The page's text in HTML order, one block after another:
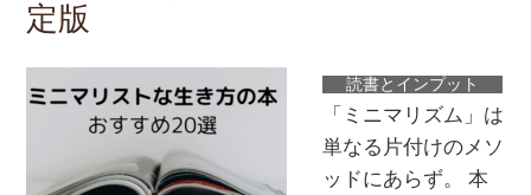
定版
読書とインプット
「ミニマリズム」は
単なる片付けのメソ
ッドにあらず。 本